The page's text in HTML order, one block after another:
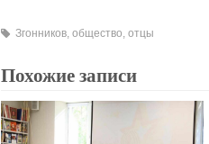
Згонников, общество, отцы
Похожие записи